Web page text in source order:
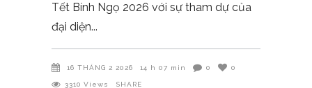
Tết Bính Ngọ 2026 với sự tham dự của
đại diện
16 THÁNG 2 2026 14 h 07 min 0 0
3310 Views SHARE